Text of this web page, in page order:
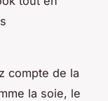
compte de la
la soie, le